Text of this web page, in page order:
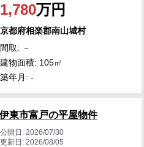
1,780万円
京都府相楽郡南山城村
間取: －
建物面積: 105㎡
築年月: -
東市富戸の平屋物件
公開日:2026/07/30
更新日:2026/08/05